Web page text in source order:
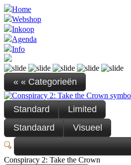
Home
Webshop
Inkoop
Agenda
Info
« « Categorieën
Standard
Limited
Standaard
Visueel
Conspiracy 2: Take the Crown